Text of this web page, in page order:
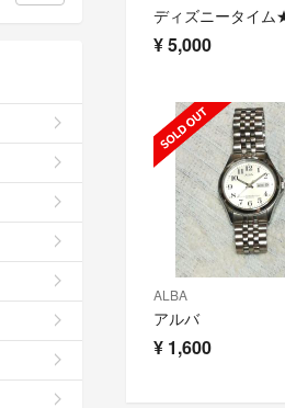
¥5,000
ALBA
アルバ
¥ 1,600